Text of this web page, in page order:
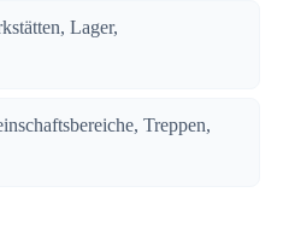
Lager,
Treppen,